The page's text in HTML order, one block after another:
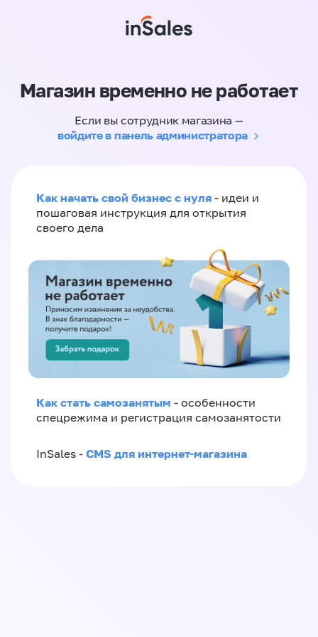
Магазин временно не работает
Если вы сотрудник магазина —
войдите в панель администратора
Как начать свой бизнес с нуля - идеи и
пошаговая инструкция для открытия
своего дела
Как стать самозанятым - особенности
спецрежима и регистрация самозанятости
InSales - CMS для интернет-магазина